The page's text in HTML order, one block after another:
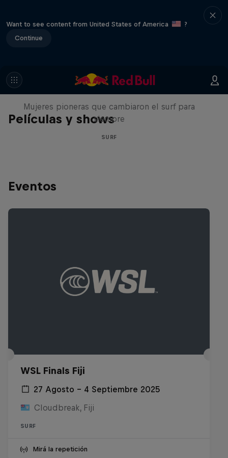
Want to see content from United States of America
?
Continue
Películas y shows
NOW DAYS
Mujeres pioneras que cambiaron el surf para
siempre
SURF
Eventos
WSL Finals Fiji
27 Agosto – 4 Septiembre 2025
Cloudbreak, Fiji
SURF
Mirá la repetición